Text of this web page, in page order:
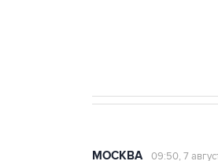
МОСКВА 09:50, 7